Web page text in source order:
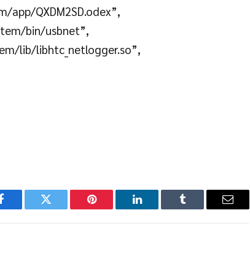
app/QXDM2SD.odex”,
bin/usbnet”,
lib/libhtc_netlogger.so”,
Facebook Twitter Pinterest LinkedIn Tumblr Email